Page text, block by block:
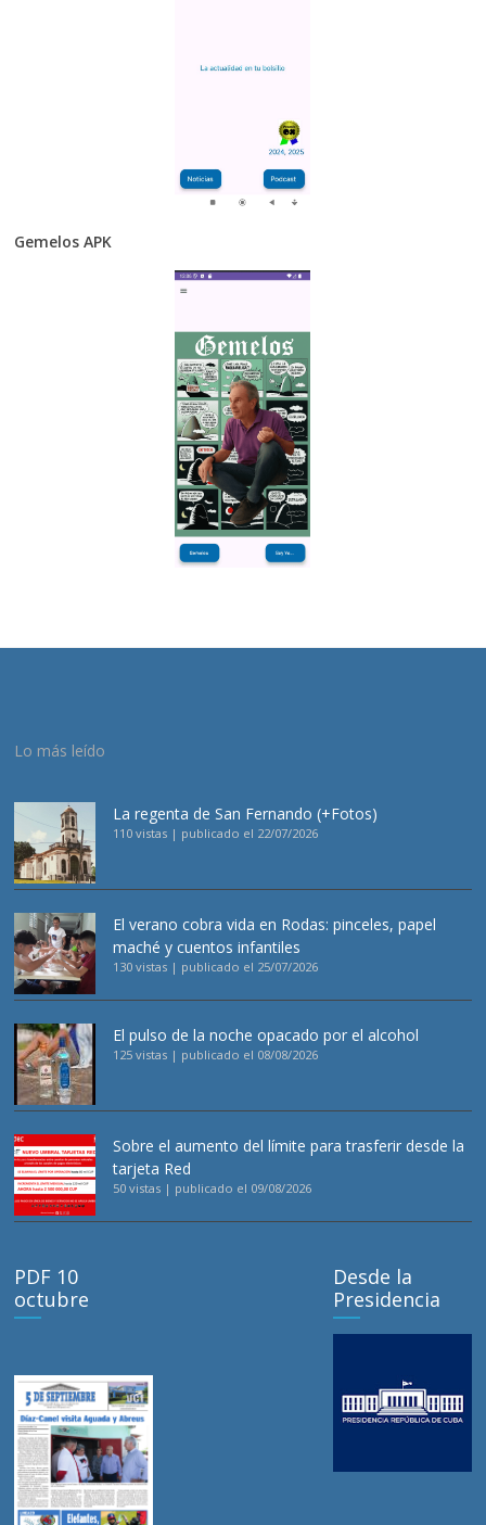
Gemelos APK
Lo más leído
La regenta de San Fernando (+Fotos)
110 vistas | publicado el 22/07/2026
El verano cobra vida en Rodas: pinceles, papel
maché y cuentos infantiles
130 vistas | publicado el 25/07/2026
El pulso de la noche opacado por el alcohol
125 vistas | publicado el 08/08/2026
Sobre el aumento del límite para trasferir desde la
tarjeta Red
50 vistas | publicado el 09/08/2026
PDF 10
octubre
Desde la
Presidencia